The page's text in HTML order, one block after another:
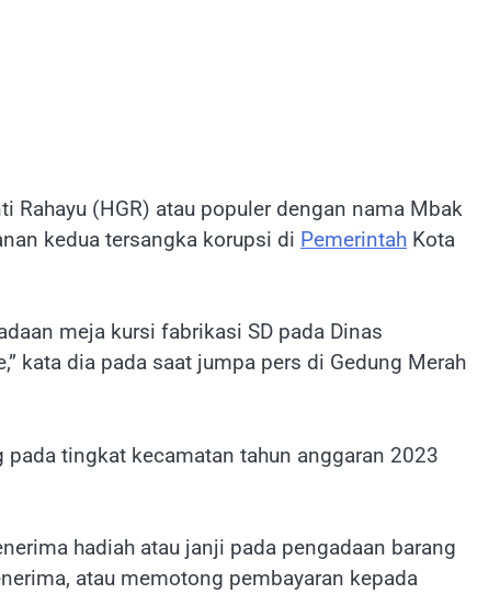
Rahayu (HGR) atau populer dengan nama Mbak
kedua tersangka korupsi di Pemerintah Kota
meja kursi fabrikasi SD pada Dinas
kata dia pada saat jumpa pers di Gedung Merah
pada tingkat kecamatan tahun anggaran 2023
hadiah atau janji pada pengadaan barang
atau memotong pembayaran kepada